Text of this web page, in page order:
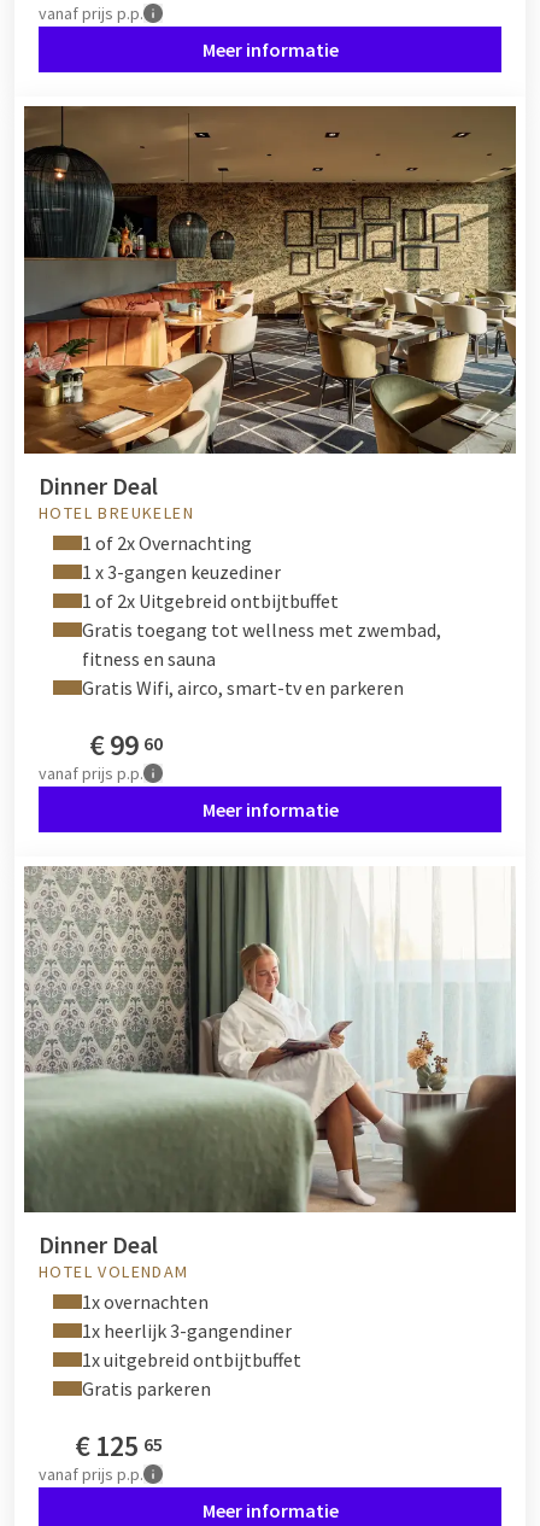
vanafprijs p.p.
Meer informatie
Dinner Deal
HOTEL BREUKELEN
1 of 2x Overnachting
1 x 3-gangen keuzediner
1 of 2x Uitgebreid ontbijtbuffet
Gratis toegang tot wellness met zwembad,
fitness en sauna
Gratis Wifi, airco, smart-tv en parkeren
€99 60
vanafprijs p.p.
Meer informatie
Dinner Deal
HOTEL VOLENDAM
1x overnachten
1x heerlijk 3-gangendiner
1x uitgebreid ontbijtbuffet
Gratis parkeren
€125 65
vanafprijs p.p.
Meer informatie